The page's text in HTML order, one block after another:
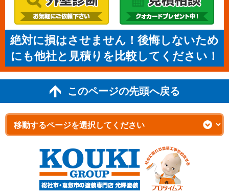
絶対に損はさせません！後悔しないため
にも他社と見積りを比較してください！
このページの先頭へ戻る